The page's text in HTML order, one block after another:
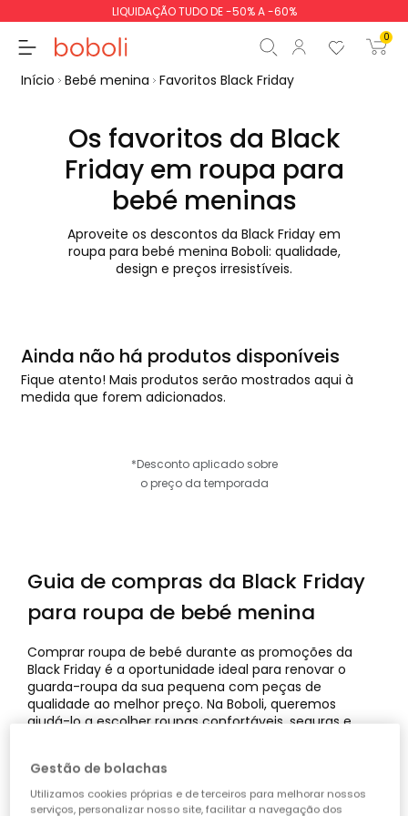
LIQUIDAÇÃO TUDO DE -50% A -60%
0
Continua Iniciar ordem
Início Bebé menina Favoritos Black Friday
Os favoritos da Black
Friday em roupa para
bebé meninas
Aproveite os descontos da Black Friday em
roupa para bebé menina Boboli: qualidade,
design e preços irresistíveis.
Ainda não há produtos disponíveis
Fique atento! Mais produtos serão mostrados aqui à
medida que forem adicionados.
*Desconto aplicado sobre
o preço da temporada
Guia de compras da Black Friday
para roupa de bebé menina
Comprar roupa de bebé durante as promoções da
Black Friday é a oportunidade ideal para renovar o
guarda-roupa da sua pequena com peças de
qualidade ao melhor preço. Na Boboli, queremos
ajudá-lo a escolher roupas confortáveis, seguras e
escolhas inteligentes e conscientes nesta temporada.
Descubra como aproveitar as melhores ofertas da
Black Friday em roupa de bebé menina sem abrir mão
Gestão de bolachas
Utilizamos cookies próprias e de terceiros para melhorar nossos
serviços, personalizar nosso site, facilitar a navegação dos